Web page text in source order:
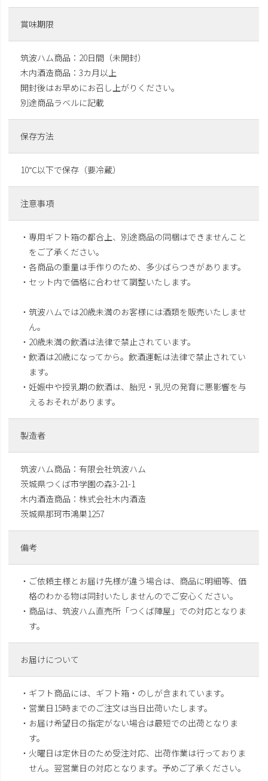
賞味期限
筑波ハム商品：20日間（未開封）
木内酒造商品：3カ月以上
開封後はお早めにお召し上がりください。
別途商品ラベルに記載
保存方法
10℃以下で保存（要冷蔵）
注意事項
・専用ギフト箱の都合上、別途商品の同梱はできませんこと
をご了承ください。
・各商品の重量は手作りのため、多少ばらつきがあります。
・セット内で価格に合わせて調整いたします。
・筑波ハムでは20歳未満のお客様には酒類を販売いたしませ
ん。
・20歳未満の飲酒は法律で禁止されています。
・飲酒は20歳になってから。飲酒運転は法律で禁止されてい
ます。
・妊娠中や授乳期の飲酒は、胎児・乳児の発育に悪影響を与
えるおそれがあります。
製造者
筑波ハム商品：有限会社筑波ハム
茨城県つくば市学園の森3-21-1
木内酒造商品：株式会社木内酒造
茨城県那珂市鴻巣1257
備考
・ご依頼主様とお届け先様が違う場合は、商品に明細等、価
格のわかる物は同封いたしませんのでご安心ください。
・商品は、筑波ハム直売所「つくば陣屋」での対応となりま
す。
お届けについて
・ギフト商品には、ギフト箱・のしが含まれています。
・営業日15時までのご注文は当日出荷いたします。
・お届け希望日の指定がない場合は最短での出荷となりま
す。
・火曜日は定休日のため受注対応、出荷作業は行っておりま
せん。翌営業日の対応となります。予めご了承ください。